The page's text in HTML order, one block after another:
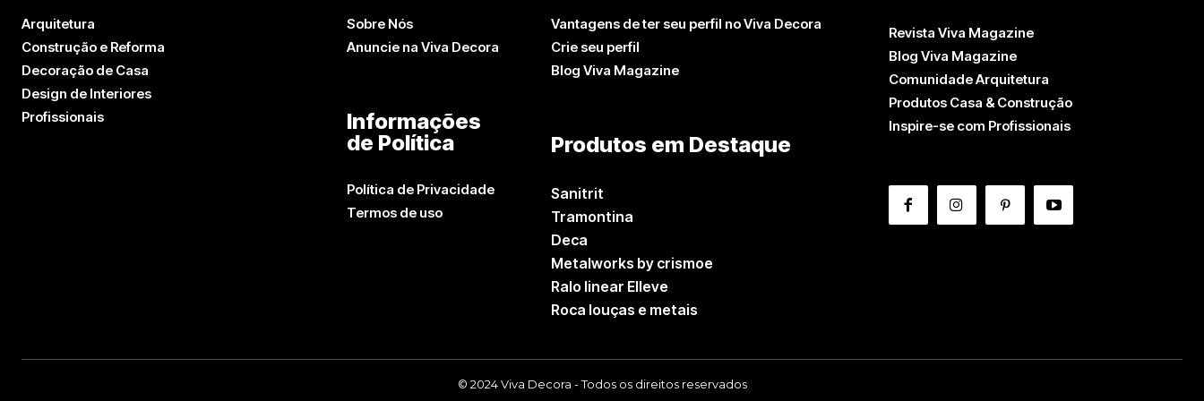
Arquitetura
Construção e Reforma
Decoração de Casa
Design de Interiores
Profissionais
Sobre Nós
Anuncie na Viva Decora
Informações
de Política
Política de Privacidade
Termos de uso
Vantagens de ter seu perfil no Viva Decora
Crie seu perfil
Blog Viva Magazine
Produtos em Destaque
Sanitrit
Tramontina
Deca
Metalworks by crismoe
Ralo linear Elleve
Roca louças e metais
Revista Viva Magazine
Blog Viva Magazine
Comunidade Arquitetura
Produtos Casa & Construção
Inspire-se com Profissionais
© 2024 Viva Decora - Todos os direitos reservados